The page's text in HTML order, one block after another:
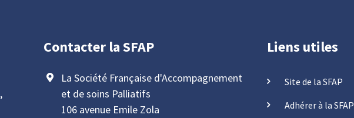
Contacter la SFAP
La Société Française d'Accompagnement
et de soins Palliatifs
106 avenue Emile Zola
Liens utiles
Site de la SFAP
Adhérer à la SFAP